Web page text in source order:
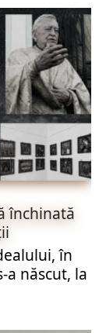
închinată
în
a născut, la